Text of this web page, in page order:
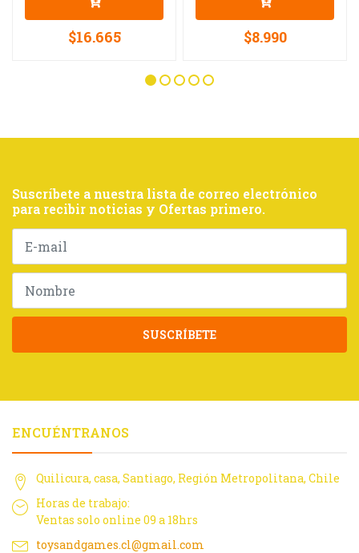
$16.665 $8.990
Suscríbete a nuestra lista de correo electrónico
para recibir noticias y Ofertas primero.
SUSCRÍBETE
ENCUÉNTRANOS
Quilicura, casa, Santiago, Región Metropolitana, Chile
Horas de trabajo:
Ventas solo online 09 a 18hrs
toysandgames.cl@gmail.com